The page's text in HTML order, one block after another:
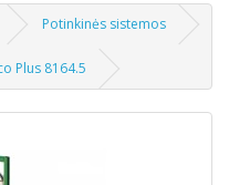
Potinkinės sistemos
Plus 8164.5